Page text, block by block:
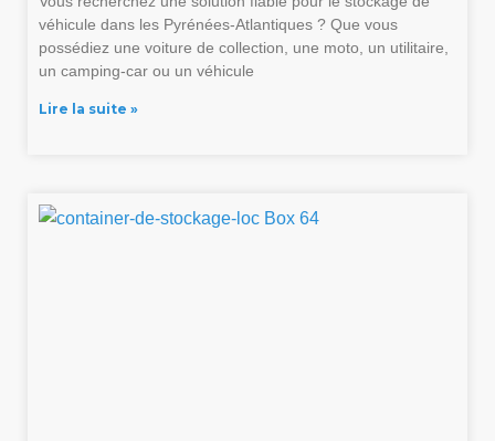
véhicule dans les Pyrénées-Atlantiques ? Que vous
possédiez une voiture de collection, une moto, un utilitaire,
un camping-car ou un véhicule
Lire la suite »